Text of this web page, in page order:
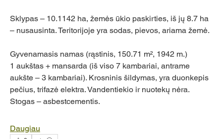
Sklypas – 10.1142 ha, žemės ūkio paskirties, iš jų 8.7 ha
– nusausinta. Teritorijoje yra sodas, pievos, ariama žemė.
Gyvenamasis namas (rąstinis, 150.71 m², 1942 m.)
1 aukštas + mansarda (iš viso 7 kambariai, antrame
aukšte – 3 kambariai). Krosninis šildymas, yra duonkepis
pečius, trifazė elektra. Vandentiekio ir nuotekų nėra.
Stogas – asbestcementis.
Daugiau